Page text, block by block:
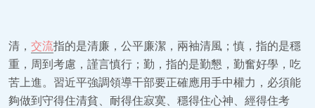
清， 交流指的是清廉，公平廉潔，兩袖清風；慎，指的是穩
重，周到考慮，謹言慎行；勤，指的是勤懇，勤奮好學，吃
苦上進。習近平強調領導干部要正確應用手中權力，必須能
夠做到守得住清貧、耐得住寂寞、穩得住心神、經得住考